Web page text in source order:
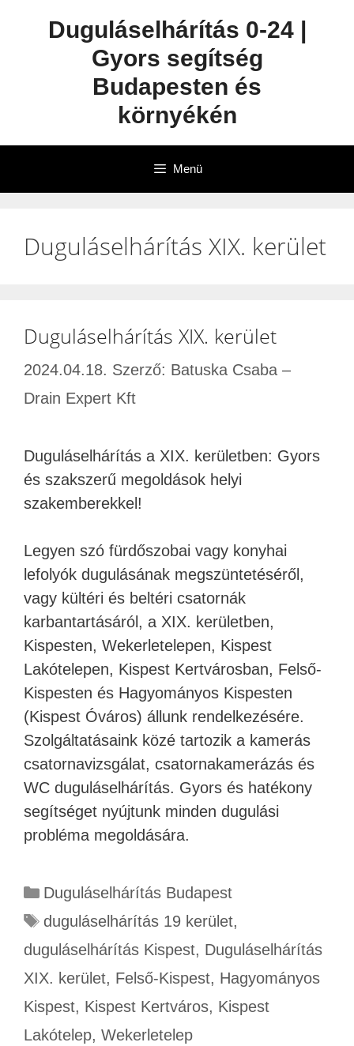
Duguláselhárítás 0-24 |
Gyors segítség
Budapesten és
környékén
Menü
Duguláselhárítás XIX. kerület
Duguláselhárítás XIX. kerület
2024.04.18. Szerző: Batuska Csaba –
Drain Expert Kft
Duguláselhárítás a XIX. kerületben: Gyors
és szakszerű megoldások helyi
szakemberekkel!
Legyen szó fürdőszobai vagy konyhai
lefolyók dugulásának megszüntetéséről,
vagy kültéri és beltéri csatornák
karbantartásáról, a XIX. kerületben,
Kispesten, Wekerletelepen, Kispest
Lakótelepen, Kispest Kertvárosban, Felső-
Kispesten és Hagyományos Kispesten
(Kispest Óváros) állunk rendelkezésére.
Szolgáltatásaink közé tartozik a kamerás
csatornavizsgálat, csatornakamerázás és
WC duguláselhárítás. Gyors és hatékony
segítséget nyújtunk minden dugulási
probléma megoldására.
Duguláselhárítás Budapest
duguláselhárítás 19 kerület,
duguláselhárítás Kispest, Duguláselhárítás
XIX. kerület, Felső-Kispest, Hagyományos
Kispest, Kispest Kertváros, Kispest
Lakótelep, Wekerletelep